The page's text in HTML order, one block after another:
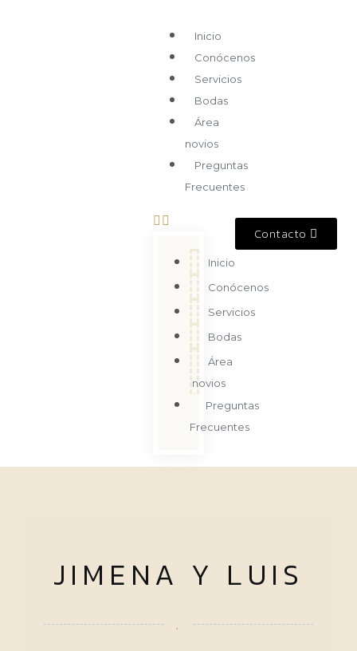
Inicio
Conócenos
Servicios
Bodas
Área
novios
Preguntas
Frecuentes
Inicio
Conócenos
Servicios
Bodas
Área
novios
Preguntas
Frecuentes
Contacto
JIMENA Y LUIS